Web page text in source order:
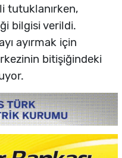
tutuklanırken,
bilgisi verildi.
ayırmak için
bitişiğindeki